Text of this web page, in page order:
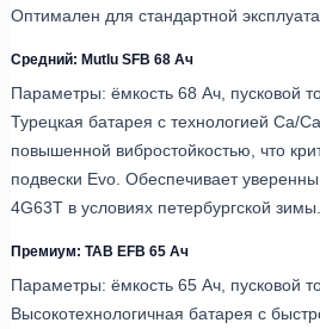
Оптимален для стандартной
Средний: Mutlu SFB 68 Ач
Параметры: ёмкость 68 Ач, пусковой
Турецкая батарея с технологией Ca/
повышенной вибростойкостью, что
подвески Evo. Обеспечивает
4G63T в условиях петербургской зимы.
Премиум: TAB EFB 65 Ач
Параметры: ёмкость 65 Ач, пусковой
Высокотехнологичная батарея с